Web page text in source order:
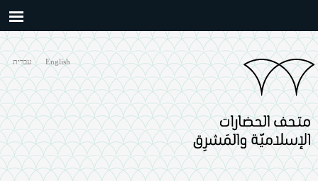
main
content
English עברית